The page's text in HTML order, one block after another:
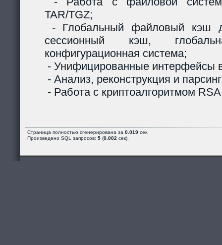
TAR/TGZ;
- Глобальный файловый кэш
сессионный кэш,
конфигурационная система;
- Унифицированные интерфейсы
- Анализ, реконструкция и
- Работа с криптоалгоритмом
Страница полностью сгенерирована за 0.019 сек.
Произведено SQL запросов: 5 (0.002 сек).